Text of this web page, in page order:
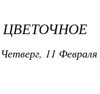
ЦВЕТОЧНОЕ
Четверг, 11